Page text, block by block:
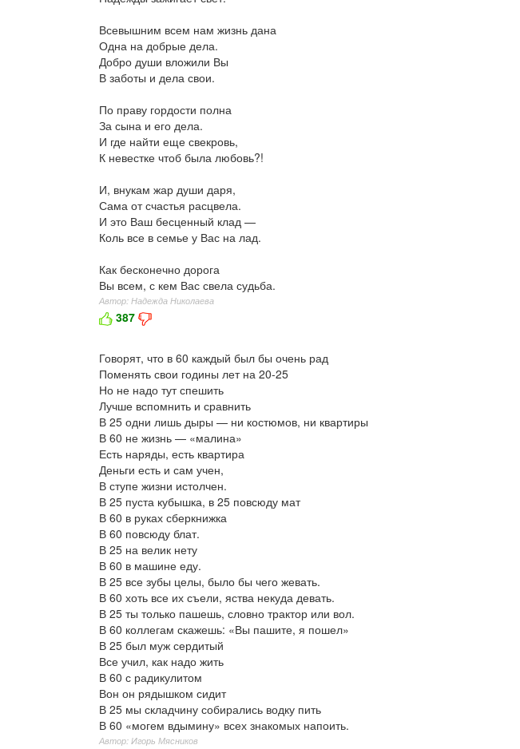
Всевышним всем нам жизнь дана
Одна на добрые дела.
Добро души вложили Вы
В заботы и дела свои.
По праву гордости полна
За сына и его дела.
И где найти еще свекровь,
К невестке чтоб была любовь?!
И, внукам жар души даря,
Сама от счастья расцвела.
И это Ваш бесценный клад —
Коль все в семье у Вас на лад.
Как бесконечно дорога
Вы всем, с кем Вас свела судьба.
Автор: Надежда Николаева
387
Говорят, что в 60 каждый был бы очень рад
Поменять свои годины лет на 20-25
Но не надо тут спешить
Лучше вспомнить и сравнить
В 25 одни лишь дыры — ни костюмов, ни квартиры
В 60 не жизнь — «малина»
Есть наряды, есть квартира
Деньги есть и сам учен,
В ступе жизни истолчен.
В 25 пуста кубышка, в 25 повсюду мат
В 60 в руках сберкнижка
В 60 повсюду блат.
В 25 на велик нету
В 60 в машине еду.
В 25 все зубы целы, было бы чего жевать.
В 60 хоть все их съели, яства некуда девать.
В 25 ты только пашешь, словно трактор или вол.
В 60 коллегам скажешь: «Вы пашите, я пошел»
В 25 был муж сердитый
Все учил, как надо жить
В 60 с радикулитом
Вон он рядышком сидит
В 25 мы складчину собирались водку пить
В 60 «могем вдымину» всех знакомых напоить.
Автор: Игорь Мясников